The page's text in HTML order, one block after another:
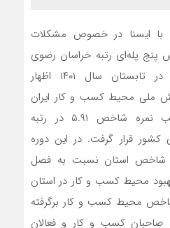
با ایسنا در خصوص مشکلات
پنج پله‌ای رتبه خراسان رضوی
در محیط کسب و کار در تابستان سال ۱۴۰۱ اظهار
ملی محیط کسب و کار ایران
در تابستان ۱۴۰۱ با کسب نمره شاخص ۵.۹۱ در رتبه
قرار گرفت. در این دوره
۲.۹۱ درصدی شاخص استان نسبت به فصل
محیط کسب و کار در استان
محیط کسب‌ و کار برگرفته
کسب و کار و فعالان